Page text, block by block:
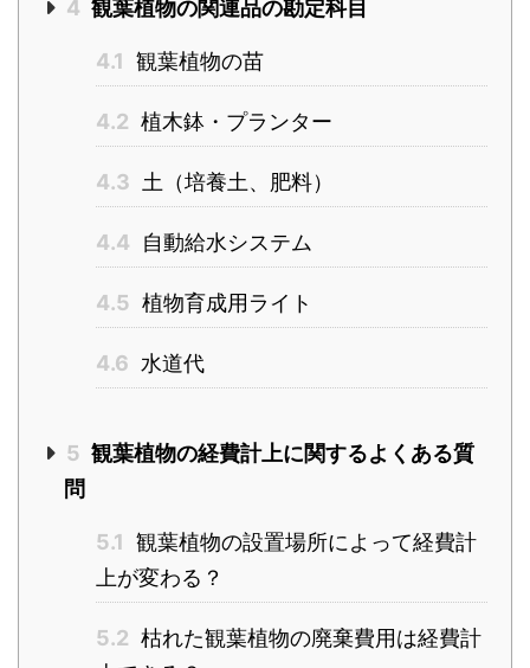
4 観葉植物の関連品の勘定科目
4.1 観葉植物の苗
4.2 植木鉢・プランター
4.3 土（培養土、肥料）
4.4 自動給水システム
4.5 植物育成用ライト
4.6 水道代
5 観葉植物の経費計上に関するよくある質
問
5.1 観葉植物の設置場所によって経費計
上が変わる？
5.2 枯れた観葉植物の廃棄費用は経費計